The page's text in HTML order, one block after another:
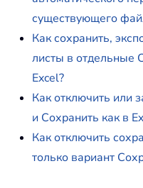
существующего
Как сохранить,
листы в отдельные
Excel?
Как отключить или
и Сохранить как в
Как отключить
только вариант